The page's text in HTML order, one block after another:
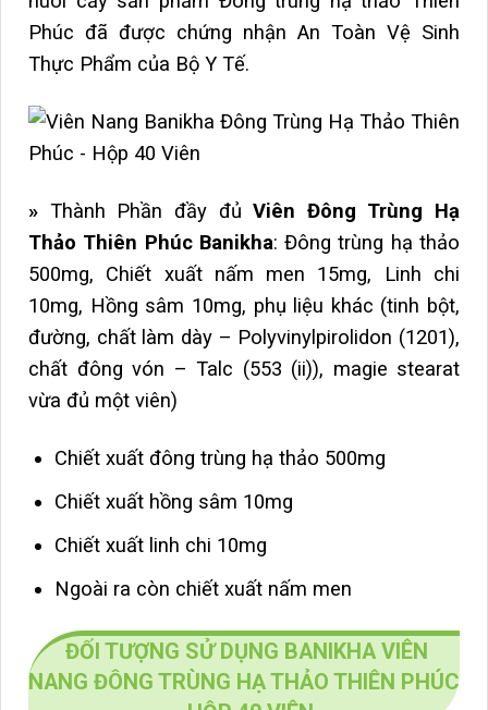
Phúc đã được chứng nhận An Toàn Vệ Sinh
Thực Phẩm của Bộ Y Tế.
» Thành Phần đầy đủViên Đông Trùng Hạ
Thảo Thiên Phúc Banikha: Đông trùng hạ thảo
500mg, Chiết xuất nấm men 15mg, Linh chi
10mg, Hồng sâm 10mg, phụ liệu khác (tinh bột,
đường, chất làm dày – Polyvinylpirolidon (1201),
chất đông vón – Talc (553 (ii)), magie stearat
vừa đủ một viên)
Chiết xuất đông trùng hạ thảo 500mg
Chiết xuất hồng sâm 10mg
Chiết xuất linh chi 10mg
Ngoài ra còn chiết xuất nấm men
ĐỐI TƯỢNG SỬ DỤNG BANIKHA VIÊN
NANG ĐÔNG TRÙNG HẠ THẢO THIÊN PHÚC